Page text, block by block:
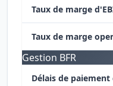
Taux de marge
Taux de marge
Gestion BFR
Délais de